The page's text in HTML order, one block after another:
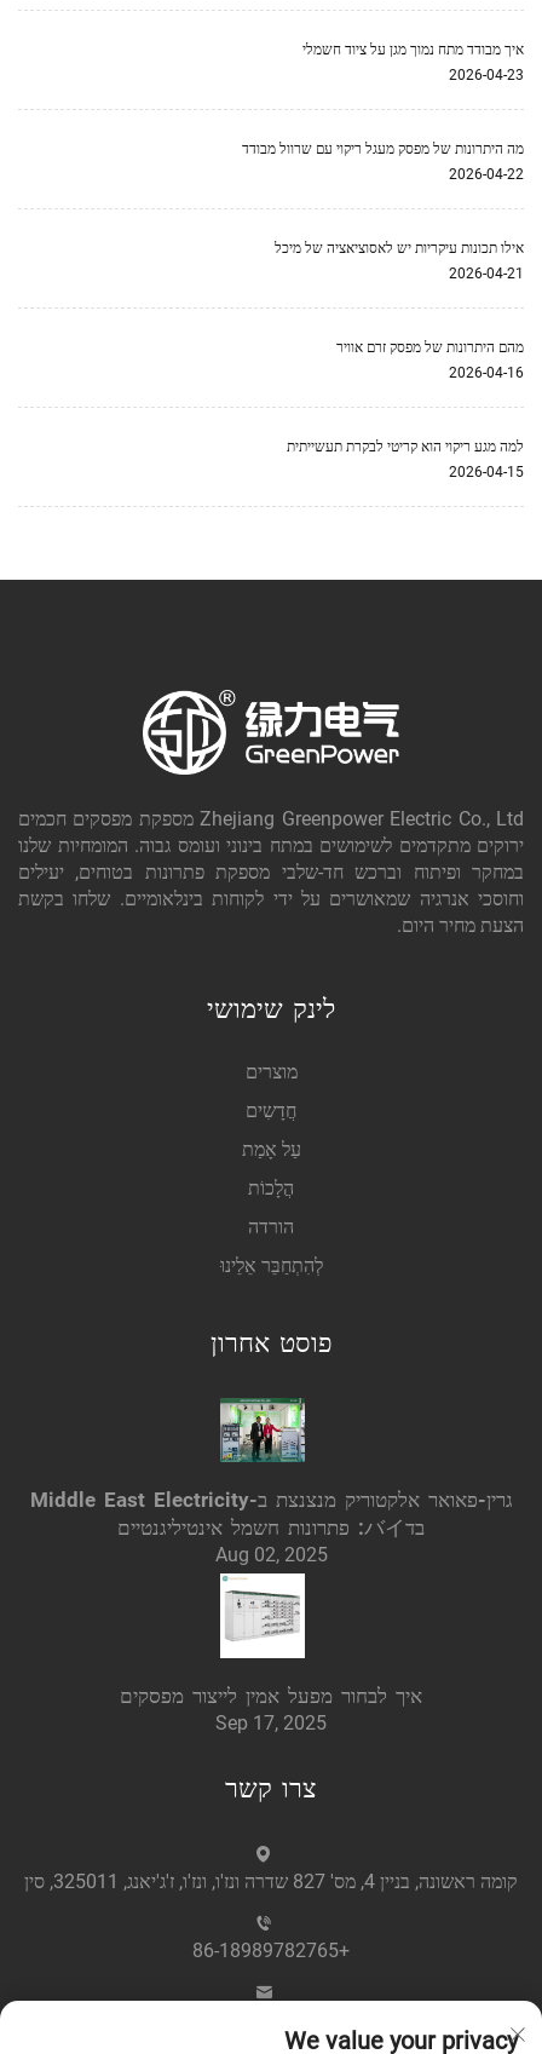
איך מבודד מתח נמוך מגן על ציוד חשמלי
2026-04-23
מה היתרונות של מפסק מעגל ריקוי עם שרוול מבודד
2026-04-22
אילו תכונות עיקריות יש לאסוציאציה של מיכל
2026-04-21
מהם היתרונות של מפסק זרם אוויר
2026-04-16
למה מגע ריקוי הוא קריטי לבקרת תעשייתית
2026-04-15
Zhejiang Greenpower Electric Co., Ltd מספקת מפסקים חכמים
ירוקים מתקדמים לשימושים במתח בינוני ועומס גבוה. המומחיות שלנו
במחקר ופיתוח וברכש חד-שלבי מספקת פתרונות בטוחים, יעילים
וחוסכי אנרגיה שמאושרים על ידי לקוחות בינלאומיים. שלחו בקשת
הצעת מחיר היום.
לינק שימושי
מוצרים
חֲדָשִים
עַל אָמַת
הֲלָכוֹת
הורדה
לְהִתְחַבֵּר אֵלֵינוּ
פוסט אחרון
גרין-פאואר אלקטוריק מנצנצת ב-Middle East Electricity
בדバイ: פתרונות חשמל אינטיליגנטיים
Aug 02, 2025
איך לבחור מפעל אמין לייצור מפסקים
Sep 17, 2025
צרו קשר
קומה ראשונה, בניין 4, מס' 827 שדרה ונז'ו, ונז'ו, ז'ג'יאנג, 325011, סין
+86-18989782765
We value your privacy